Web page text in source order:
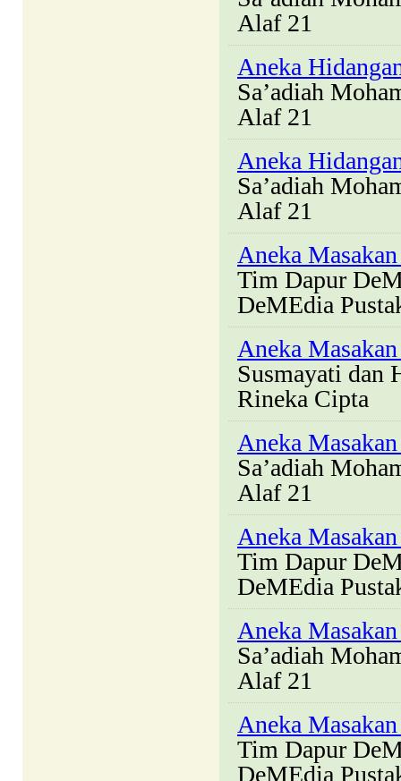
Alaf 21
Aneka
Sa’adiah
Alaf 21
Aneka
Sa’adiah
Alaf 21
Aneka
Tim Dapur
DeMEdia
Aneka
Susmayati dan
Rineka Cipta
Aneka
Sa’adiah
Alaf 21
Aneka
Tim Dapur
DeMEdia
Aneka
Sa’adiah
Alaf 21
Aneka
Tim Dapur
DeMEdia